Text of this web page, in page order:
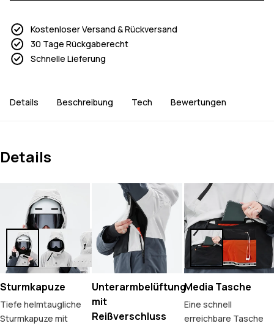
Kostenloser Versand & Rückversand
30 Tage Rückgaberecht
Schnelle Lieferung
Details Beschreibung Tech Bewertungen
Details
Sturmkapuze
Tiefe helmtaugliche
Sturmkapuze mit
Unterarmbelüftung
mit
Reißverschluss
Media Tasche
Eine schnell
erreichbare Tasche